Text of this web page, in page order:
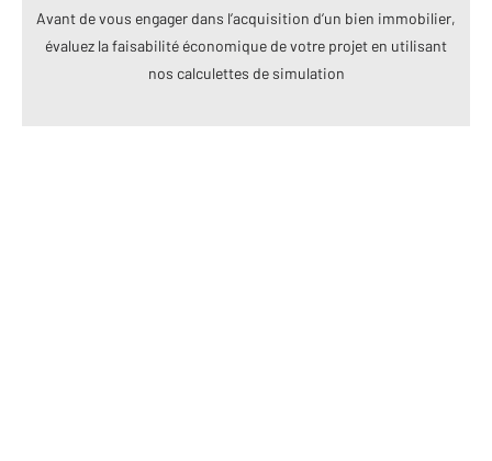
Avant de vous engager dans l’acquisition d’un bien immobilier,
évaluez la faisabilité économique de votre projet en utilisant
nos calculettes de simulation